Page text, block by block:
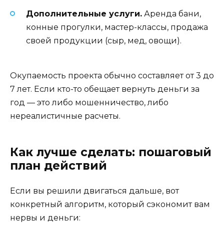
Дополнительные услуги. Аренда бани,
конные прогулки, мастер-классы, продажа
своей продукции (сыр, мед, овощи).
Окупаемость проекта обычно составляет от 3 до
7 лет. Если кто-то обещает вернуть деньги за
год — это либо мошенничество, либо
нереалистичные расчеты.
Как лучше сделать: пошаговый
план действий
Если вы решили двигаться дальше, вот
конкретный алгоритм, который сэкономит вам
нервы и деньги: